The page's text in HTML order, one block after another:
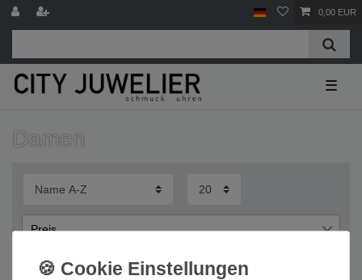
0,00 EUR
☰
Damen
Preis
― €